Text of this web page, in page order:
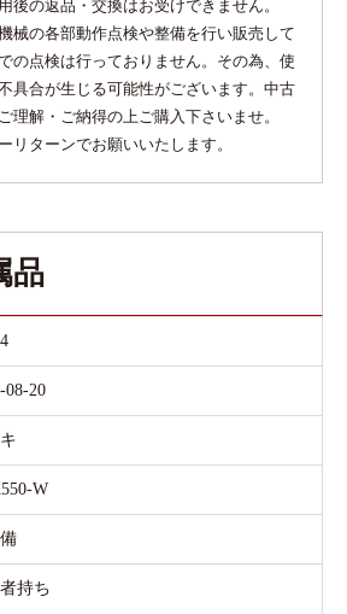
後の返品・交換はお受けできません。
械の各部動作点検や整備を行い販売して
の点検は行っておりません。その為、使
具合が生じる可能性がございます。中古
理解・ご納得の上ご購入下さいませ。
リターンでお願いいたします。
品
08-20
W
持ち